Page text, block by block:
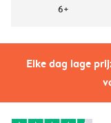
Elke dag lage
6+